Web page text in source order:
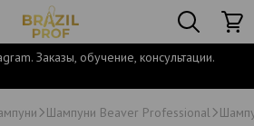
Заказы, обучение, консультации.
Шампуни Beaver Professional